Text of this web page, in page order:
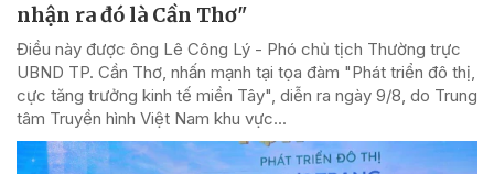
nhận ra đó là Cần Thơ"
Điều này được ông Lê Công Lý - Phó chủ tịch Thường trực
UBND TP. Cần Thơ, nhấn mạnh tại tọa đàm "Phát triển đô thị,
cực tăng trưởng kinh tế miền Tây", diễn ra ngày 9/8, do Trung
tâm Truyền hình Việt Nam khu vực...